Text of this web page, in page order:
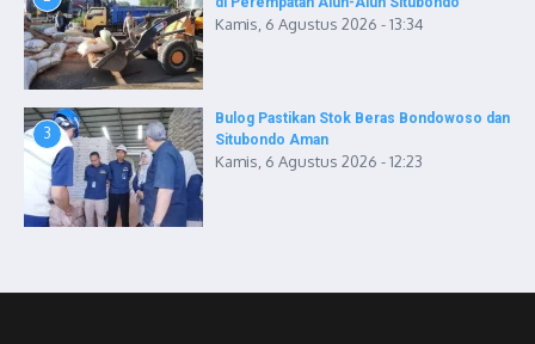
Kamis, 6 Agustus 2026 - 13:34
3
Bulog Pastikan Stok Beras Bondowoso dan
Situbondo Aman
Kamis, 6 Agustus 2026 - 12:23